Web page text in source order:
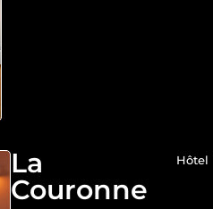
La
Couronne
Hôtel